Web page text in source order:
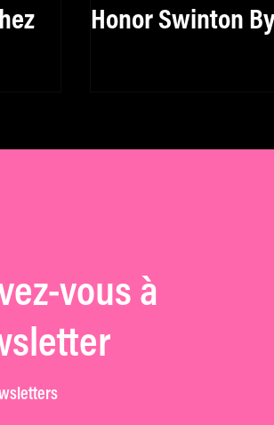
Honor Swinton
vous à